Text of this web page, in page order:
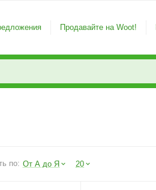
Продавайте на Woot!
по: От А до Я 20